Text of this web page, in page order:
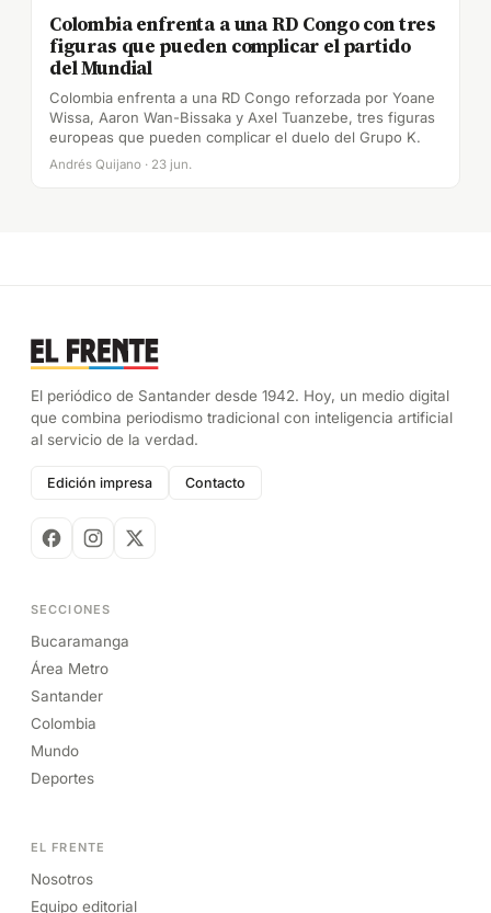
Colombia enfrenta a una RD Congo con tres
figuras que pueden complicar el partido
del Mundial
Colombia enfrenta a una RD Congo reforzada por Yoane
Wissa, Aaron Wan-Bissaka y Axel Tuanzebe, tres figuras
europeas que pueden complicar el duelo del Grupo K.
Andrés Quijano · 23 jun.
El periódico de Santander desde 1942. Hoy, un medio digital
que combina periodismo tradicional con inteligencia artificial
al servicio de la verdad.
Edición impresa Contacto
SECCIONES
Bucaramanga
Área Metro
Santander
Colombia
Mundo
Deportes
EL FRENTE
Nosotros
Equipo editorial